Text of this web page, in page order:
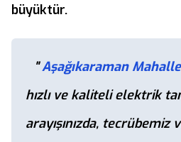
büyüktür.
"Aşağıkaraman
hızlı ve kaliteli elektrik
arayışınızda, tecrübemiz